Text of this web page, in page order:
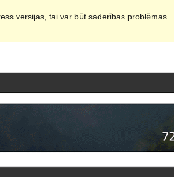
versijas, tai var būt saderības problēmas.